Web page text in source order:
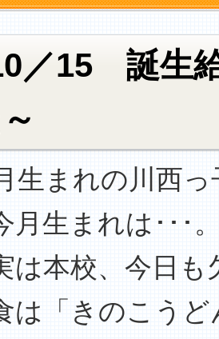
／15 誕生
生まれの川西っ
月生まれは･･･
は本校、今日
は「きのこう